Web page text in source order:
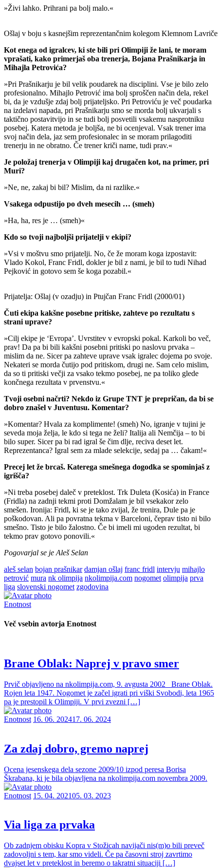
»Živi lahko. Prihrani pa bolj malo.«
Ošlaj v boju s kasnejšim reprezentančnim kolegom Klemnom
Kot enega od igralcev, ki ste bili pri Olimpiji že lani, te moram
vprašati, kako primerjaš oba trenerja, Bojana Prašnikarja in
Mihajla Petrovića?
»Pri Prašnikarju je bil velik poudarek na disciplini. Vse je bilo zelo
profesionalno. Mihajlo Petrović ima bolj sproščen način dela, rekel
bi, da je vzdušje zdaj bolj prijateljsko. Pri Petroviću je več poudarka
na izdelavi napada, pri Prašnikarju smo se morda bolj ukvarjali s
taktično postavitvijo in se tudi bolj posvetili vsakemu nasprotniku
posebej. Katera metoda je boljša, ne bi ocenjeval. Vsak trener ima
svoj način dela, jaz sem profesionalec in se moram prilagoditi
trenerju in ne obratno. Če trener kriči name, tudi prav.«
Je položaj trenerja v Olimpiji kaj drugačen kot, na primer, pri
Muri?
»Ne, ne, zakaj bi bil? Mislim, da ni razlike.«
Vsakega odpustijo po dveh mesecih … (smeh)
»Ha, ha, res je … (smeh)«
Kdo so tvoji najboljši prijatelji v ekipi?
»Vsi v moštvu smo prijatelji. No, če že moram koga izpostavit:
Vlado Kokol, Franc Fridl, dokler je bil z nami, je bil to tudi Nihad
Pejković in gotovo sem še koga pozabil.«
Prijatelja: Ošlaj (v ozadju) in Ptujčan Franc Fridl (2000/01)
Čuti ekipa kakšne posebne pritiske, zahteve po rezultatu s
strani uprave?
»Cilj ekipe je ‘Evropa’. Uvrstitev v evropski pokal. Karkoli bo več,
prav! Da pa bi bili kakšni posebni pritiski po naslovu prvaka –
mislim da ne. Sicer pa zahteve uprave vsak igralec dojema po svoje.
Nekateri se morda čutijo pod pritiskom, drugi ne. Sam celo mislim,
da so ti pritiski večji za vsako tekmo posebej, ne pa toliko glede
končnega rezultata v prvenstvu.«
Tvoji osebni načrti? Nekdo iz Grupe TNT je prepričan, da bi se
dobro znašel v Juventusu. Komentar?
»Komentar? Hvala za komplimente! (smeh) No, igranje v tujini je
seveda moja želja, le kdo si tega ne želi? Italija ali Nemčija – to bi
bilo super. Sicer pa bi rad igral še čim dlje, reciva deset let.
Reprezentanca? Igral sem za mlade selekcije, sedaj pa … čakam!«
Precej let že brcaš. Katerega smešnega dogodka se spominjaš z
igrišča?
»Ni treba posebej daleč v preteklost. Trk Duleta (Kosića) in France
(Fridla) na zadnji tekmi proti Domžalam je bil vsekakor zelo
smešen. Ironija: Fridl, ki se je tako zvijal, že trenira, Dule pa je
poškodovan. Ali pa povratna tekma v Barceloni, čeprav tisto ni bilo
smešno. Tisto je bilo žalostno. Če bi imeli mi ugoden rezultat, bi
tekmo prav gotovo ponovili.«
Pogovarjal se je Aleš Selan
aleš selan bojan prašnikar damjan ošlaj franc fridl intervju mihajlo
petrović mura nk olimpija nkolimpija.com nogomet olimpija prva
liga slovenski nogomet zgodovina
Enotnost
Več vsebin avtorja Enotnost
Brane Oblak: Naprej v pravo smer
Prvič objavljeno na nkolimpija.com, 9. avgusta 2002 Brane Oblak.
Rojen leta 1947. Nogomet je začel igrati pri viški Svobodi, leta 1965
pa je prestopil k Olimpiji. V prvi zvezni […]
Enotnost 16. 06. 202417. 06. 2024
Za zdaj dobro, gremo naprej
Ocena jesenskega dela sezone 2009/10 izpod peresa Borisa
Škrabana, ki je bila objavljena na nkolimpija.com novembra 2009.
Enotnost 15. 04. 202105. 03. 2023
Via liga za prvaka
Ob zadnjem obisku Kopra v Stožicah navijači nis(m)o bili preveč
zadovoljni s tem, kar smo videli. Če pa časovni stroj zavrtimo
dvajset let v preteklost in beremo o takratni situaciji […]